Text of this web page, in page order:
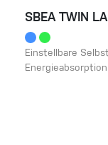
SBEA TWIN
Einstellbare
Energieabsorption